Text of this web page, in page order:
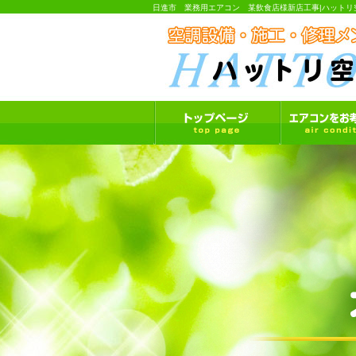
日進市 業務用エアコン 某飲食店様新店工事|ハットリ